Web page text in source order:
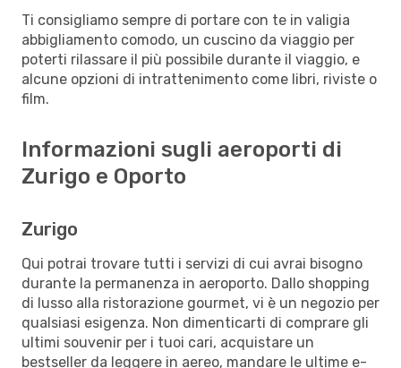
Ti consigliamo sempre di portare con te in valigia
abbigliamento comodo, un cuscino da viaggio per
poterti rilassare il più possibile durante il viaggio, e
alcune opzioni di intrattenimento come libri, riviste o
film.
Informazioni sugli aeroporti di
Zurigo e Oporto
Zurigo
Qui potrai trovare tutti i servizi di cui avrai bisogno
durante la permanenza in aeroporto. Dallo shopping
di lusso alla ristorazione gourmet, vi è un negozio per
qualsiasi esigenza. Non dimenticarti di comprare gli
ultimi souvenir per i tuoi cari, acquistare un
bestseller da leggere in aereo, mandare le ultime e-